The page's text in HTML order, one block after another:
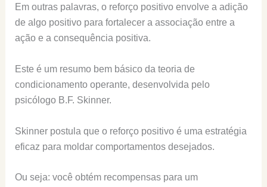
Em outras palavras, o reforço positivo envolve a adição
de algo positivo para fortalecer a associação entre a
ação e a consequência positiva.
Este é um resumo bem básico da teoria de
condicionamento operante, desenvolvida pelo
psicólogo B.F. Skinner.
Skinner postula que o reforço positivo é uma estratégia
eficaz para moldar comportamentos desejados.
Ou seja: você obtém recompensas para um